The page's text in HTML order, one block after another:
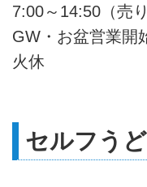
7:00～14:50（売
GW・お盆営業開
火休
セルフう